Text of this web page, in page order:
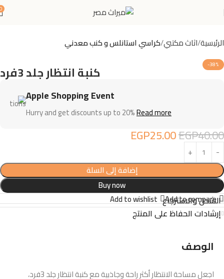
الرئيسية اثاث مكتبي كراسي استانلس و كنب معدني
-38% كنبة انتظار جلد 3فرد
Apple Shopping Event
Hurry and get discounts up to 20%Read more
EGP40.00
EGP25.00
إضافة إلى السلة
Buy now
Add to compare
Add to wishlist الشحن والاسترجاع
إرشادات الحفاظ على المنتج
الوصف
اجعل مساحة الانتظار أكثر راحة وجاذبية مع كنبة انتظار جلد 3فرد،